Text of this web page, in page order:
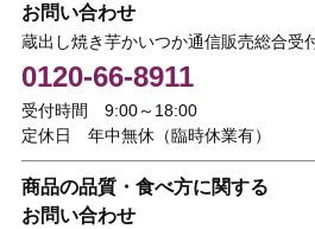
お問い合わせ
蔵出し焼き芋かいつか通信販売総合受
0120-66-8911
受付時間 9:00～18:00
定休日 年中無休（臨時休業有）
商品の品質・食べ方に関する
お問い合わせ